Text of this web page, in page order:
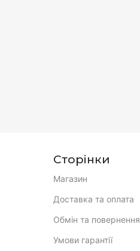
Сторінки
Магазин
Доставка та оплата
Обмін та повернення
Умови гарантії